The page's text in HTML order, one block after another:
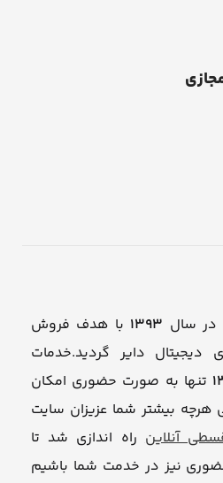
در سال 1393 با هدف فروش
دیجیتال دایر گردید.خدمات
تنها به صورت حضوری امکان
هرچه بیشتر شما عزیزان سایت
آنلاین راه اندازی شد تا
نیز در خدمت شما باشیم